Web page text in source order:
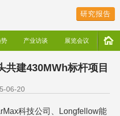
研究报告
产业访谈 展览会议
共建430MWh标杆项目
06-20
科技公司、Longfellow能